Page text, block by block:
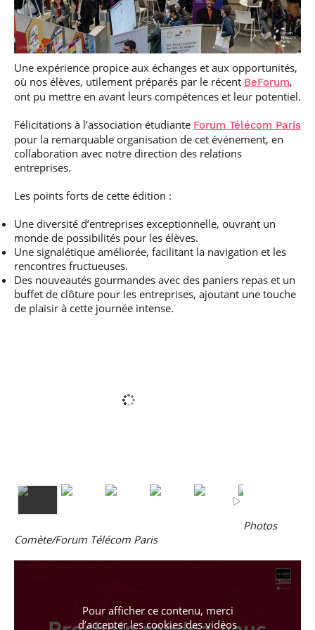
Une expérience propice aux échanges et aux opportunités,
où nos élèves, utilement préparés par le récent BeForum,
ont pu mettre en avant leurs compétences et leur potentiel.
Félicitations à l’association étudiante Forum Télécom Paris
pour la remarquable organisation de cet événement, en
collaboration avec notre direction des relations
entreprises.
Les points forts de cette édition :
Une diversité d’entreprises exceptionnelle, ouvrant un
monde de possibilités pour les élèves.
Une signalétique améliorée, facilitant la navigation et les
rencontres fructueuses.
Des nouveautés gourmandes avec des paniers repas et un
buffet de clôture pour les entreprises, ajoutant une touche
de plaisir à cette journée intense.
Photos
Comète/Forum Télécom Paris
Pour afficher ce contenu, merci
d’accepter les cookiesdes vidéos